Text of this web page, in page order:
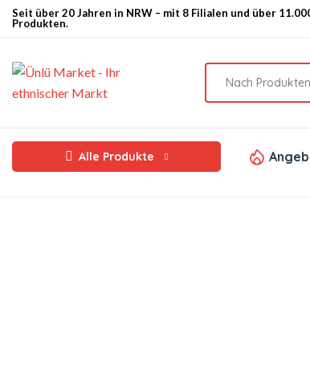
Seit über 20 Jahren in NRW – mit 8 Filialen und über
Produkten.
Alle Produkte